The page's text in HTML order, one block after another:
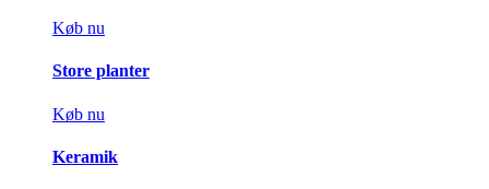
Køb nu
Store planter
Køb nu
Keramik